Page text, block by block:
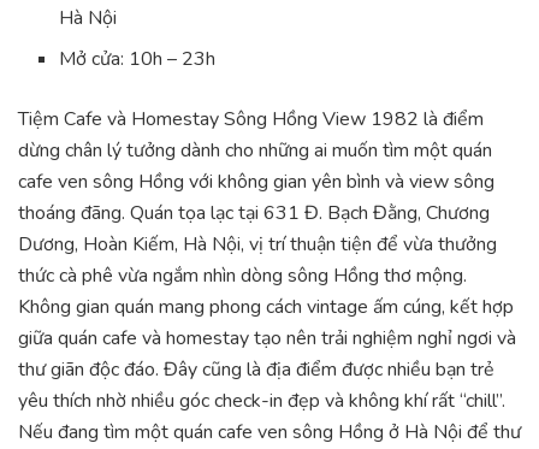
Hà Nội
Mở cửa: 10h – 23h
Tiệm Cafe và Homestay Sông Hồng View 1982 là điểm
dừng chân lý tưởng dành cho những ai muốn tìm một quán
cafe ven sông Hồng với không gian yên bình và view sông
thoáng đãng. Quán tọa lạc tại 631 Đ. Bạch Đằng, Chương
Dương, Hoàn Kiếm, Hà Nội, vị trí thuận tiện để vừa thưởng
thức cà phê vừa ngắm nhìn dòng sông Hồng thơ mộng.
Không gian quán mang phong cách vintage ấm cúng, kết hợp
giữa quán cafe và homestay tạo nên trải nghiệm nghỉ ngơi và
thư giãn độc đáo. Đây cũng là địa điểm được nhiều bạn trẻ
yêu thích nhờ nhiều góc check-in đẹp và không khí rất “chill”.
Nếu đang tìm một quán cafe ven sông Hồng ở Hà Nội để thư